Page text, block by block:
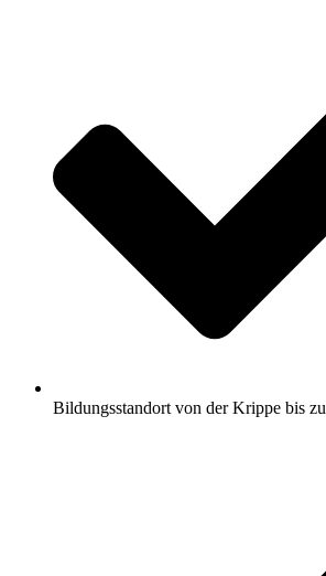
Bildungsstandort von der Krippe bis